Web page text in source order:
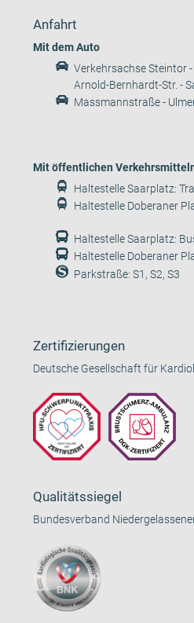
Anfahrt
Mit dem Auto
Verkehrsachse Steintor
Arnold-Bernhardt-Str. -
Massmannstraße -
Mit öffentlichen
Haltestelle Saarplatz:
Haltestelle Doberaner
Haltestelle Saarplatz:
Haltestelle Doberaner
Parkstraße: S1, S2, S3
Zertifizierungen
Deutsche Gesellschaft für
Qualitätssiegel
Bundesverband